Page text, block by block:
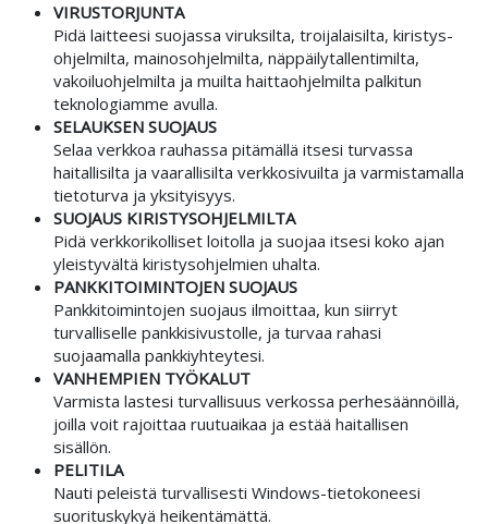
VIRUS­TORJUNTA
Pidä laitteesi suojassa viruksilta, troijalaisilta, kiristys­
ohjelmilta, mainos­ohjelmilta, näppäily­tallentimilta,
vakoilu­ohjelmilta ja muilta haitta­ohjelmilta palkitun
teknologiamme avulla.
SELAUKSEN SUOJAUS
Selaa verkkoa rauhassa pitämällä itsesi turvassa
haitallisilta ja vaarallisilta verkko­sivuilta ja varmistamalla
tieto­turva ja yksityisyys.
SUOJAUS KIRISTYS­OHJELMILTA
Pidä verkko­rikolliset loitolla ja suojaa itsesi koko ajan
yleistyvältä kiristys­ohjelmien uhalta.
PANKKI­TOIMINTOJEN SUOJAUS
Pankki­toimintojen suojaus ilmoittaa, kun siirryt
turvalliselle pankki­sivustolle, ja turvaa rahasi
suojaamalla pankki­yhteytesi.
VANHEMPIEN TYÖ­KALUT
Varmista lastesi turvallisuus verkossa perhe­säännöillä,
joilla voit rajoittaa ruutu­aikaa ja estää haitallisen
sisällön.
PELI­TILA
Nauti peleistä turvallisesti Windows-tieto­koneesi
suoritus­kykyä heikentämättä.